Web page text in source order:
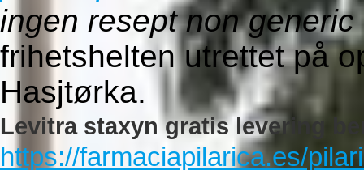
ingen resept non
frihetshelten utrettet på
Hasjtørka.
Levitra staxyn gratis levering
https://farmaciapilarica.es/